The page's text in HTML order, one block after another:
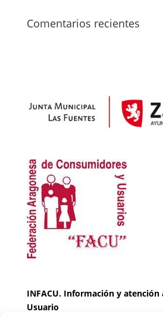
Comentarios recientes
INFACU. Información y atención
Usuario